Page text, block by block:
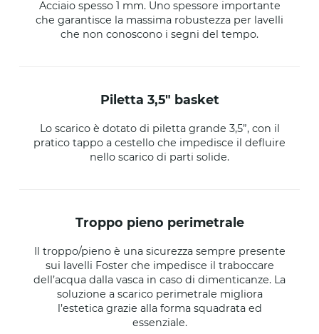
Acciaio spesso 1 mm. Uno spessore importante
che garantisce la massima robustezza per lavelli
che non conoscono i segni del tempo.
piletta 3,5" basket
Lo scarico è dotato di piletta grande 3,5”, con il
pratico tappo a cestello che impedisce il defluire
nello scarico di parti solide.
troppo pieno perimetrale
Il troppo/pieno è una sicurezza sempre presente
sui lavelli Foster che impedisce il traboccare
dell’acqua dalla vasca in caso di dimenticanze. La
soluzione a scarico perimetrale migliora
l’estetica grazie alla forma squadrata ed
essenziale.